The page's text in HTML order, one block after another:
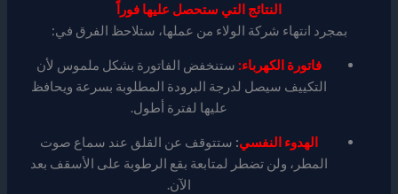
النتائج التي ستحصل عليها فوراً
بمجرد انتهاء شركة الولاء من عملها، ستلاحظ الفرق في:
فاتورة الكهرباء: ستنخفض الفاتورة بشكل ملموس لأن
التكييف سيصل لدرجة البرودة المطلوبة بسرعة ويحافظ
عليها لفترة أطول.
الهدوء النفسي: ستتوقف عن القلق عند سماع صوت
المطر، ولن تضطر لمتابعة بقع الرطوبة على الأسقف بعد
الآن.